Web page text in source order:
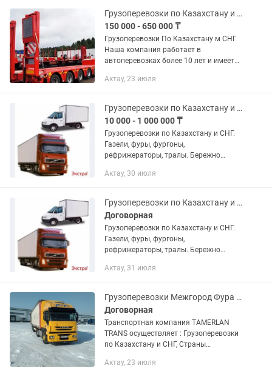
Грузоперевозки по Казахстану и России
150 000 - 650 000 ₸
Грузоперевозки По Казахстану м СНГ
Наша компания работает в
автоперевозках более 10 лет и имеет
Предоставляем все виды документов.
Актау, 23 июля
Грузоперевозки по Казахстану и СНГ
10 000 - 1 000 000 ₸
Грузоперевозки по Казахстану и СНГ.
Газели, фуры, фургоны,
рефрижераторы, тралы. Бережно
время. Қазақстан және ТМД
жүк...
Актау, 30 июля
Грузоперевозки по Казахстану и СНГ
Договорная
Грузоперевозки по Казахстану и СНГ.
Газели, фуры, фургоны,
рефрижераторы, тралы. Бережно
время. Қазақстан және ТМД
жүк...
Актау, 31 июля
Грузоперевозки Межгород Фура Тент площадки Газельи Астана Алматы Семей Өске
Договорная
Транспортная компания TAMERLAN
TRANS осуществляет : Грузоперевозки
по Казахстану и СНГ, Страны
Доставка груза отдельной машиной от
Актау, 23 июля